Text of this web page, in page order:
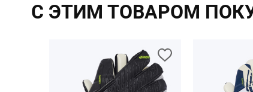
С ЭТИМ ТОВАРОМ